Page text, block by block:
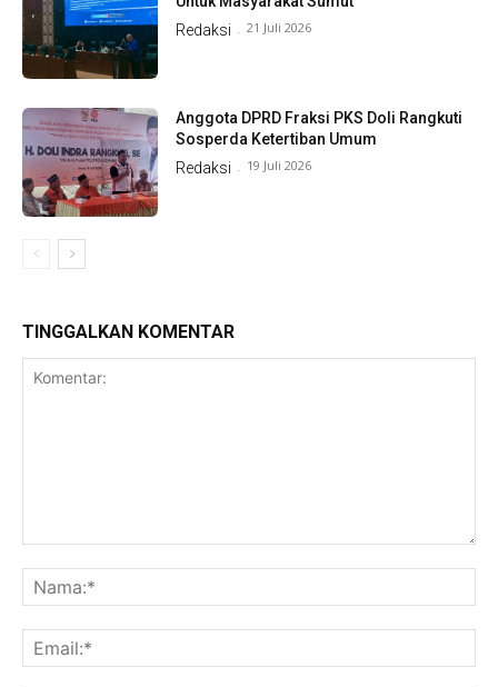
Redaksi - 21 Juli 2026
Anggota DPRD Fraksi PKS Doli Rangkuti
Sosperda Ketertiban Umum
Redaksi - 19 Juli 2026
TINGGALKAN KOMENTAR